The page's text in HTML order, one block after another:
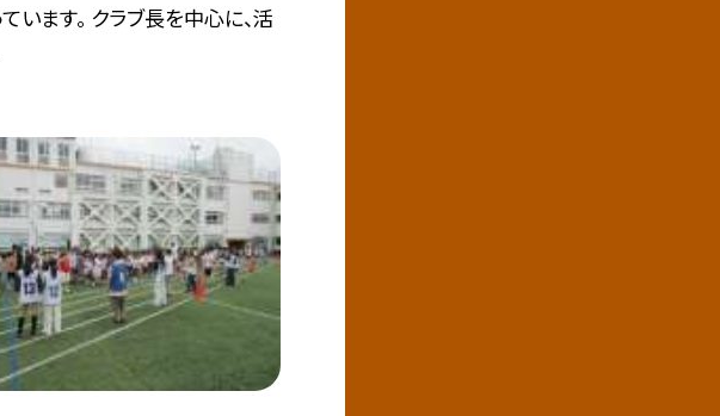
います。 クラブ長を中心に、活